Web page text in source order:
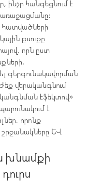
ինչը հանգեցնում է
առաջացմանը:
հատվածների
քսուքը
որն ըստ
գերգունակավորման
վերականգնում
էֆեկտով»
է
որոնք
շրջանակները և
խնամքի